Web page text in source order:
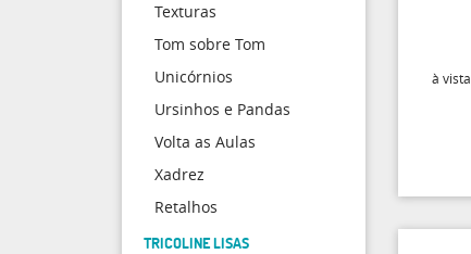
Texturas
Tom sobre Tom
Unicórnios
Ursinhos e Pandas
Volta as Aulas
Xadrez
Retalhos
TRICOLINE LISAS
à vista